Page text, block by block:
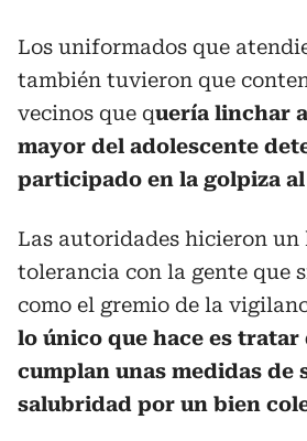
Los uniformados que
también tuvieron que
vecinos que quería linchar
mayor del adolescente
participado en la golpiza
Las autoridades hicieron un
tolerancia con la gente que
como el gremio de la
lo único que hace es tratar
cumplan unas medidas de
salubridad por un bien